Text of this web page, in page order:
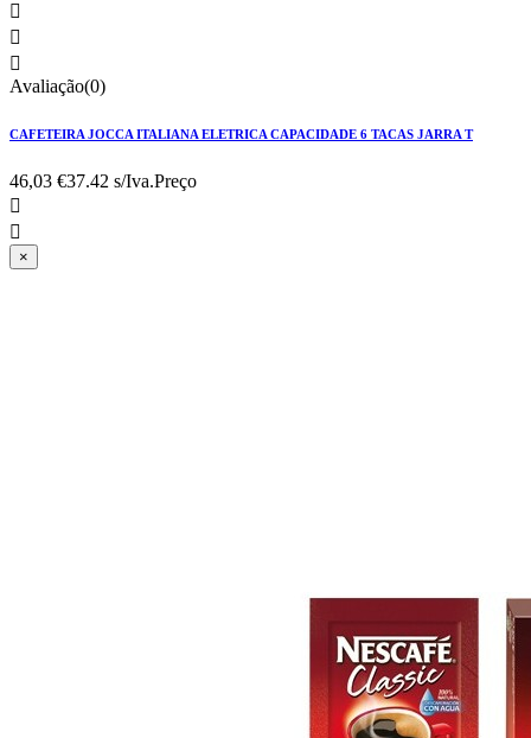



Avaliação(0)
CAFETEIRA JOCCA ITALIANA ELETRICA CAPACIDADE 6 TACAS JARRA T
46,03 €37.42 s/Iva.Preço


×